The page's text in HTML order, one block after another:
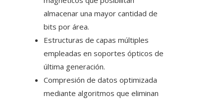
almacenar una mayor cantidad de
bits por área.
Estructuras de capas múltiples
empleadas en soportes ópticos de
última generación.
Compresión de datos optimizada
mediante algoritmos que eliminan